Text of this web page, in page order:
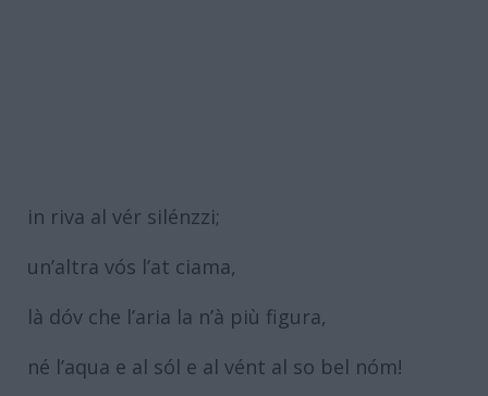
in riva al vér silénzzi;
un’altra vós l’at ciama,
là dóv che l’aria la n’à più figura,
né l’aqua e al sól e al vént al so bel nóm!